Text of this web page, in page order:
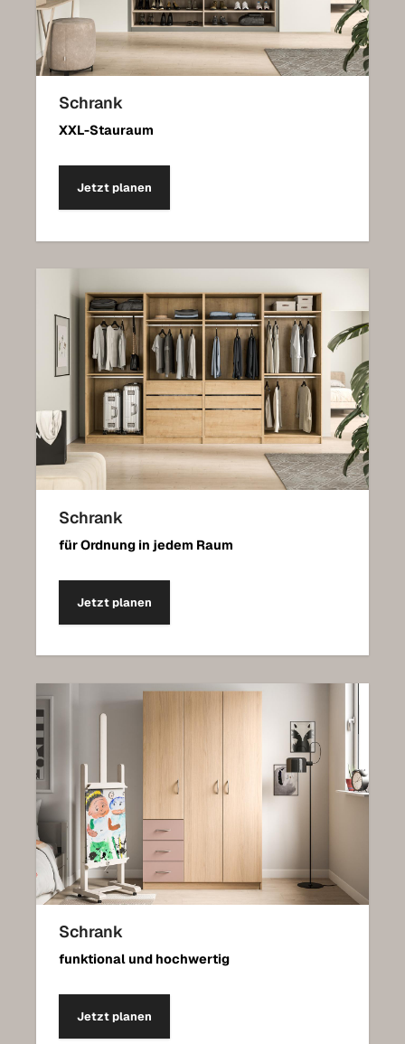
Schrank
XXL-Stauraum
Jetzt planen
Schrank
für Ordnung in jedem Raum
Jetzt planen
Schrank
funktional und hochwertig
Jetzt planen